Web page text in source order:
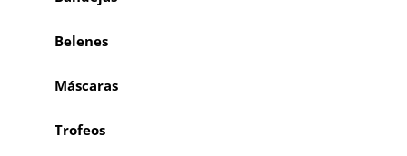
Belenes
Máscaras
Trofeos